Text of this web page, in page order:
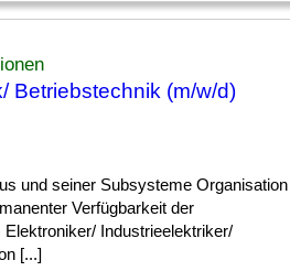
Betriebstechnik (m/w/d)
und seiner Subsysteme Organisation
Verfügbarkeit der
Industrieelektriker/
[...]